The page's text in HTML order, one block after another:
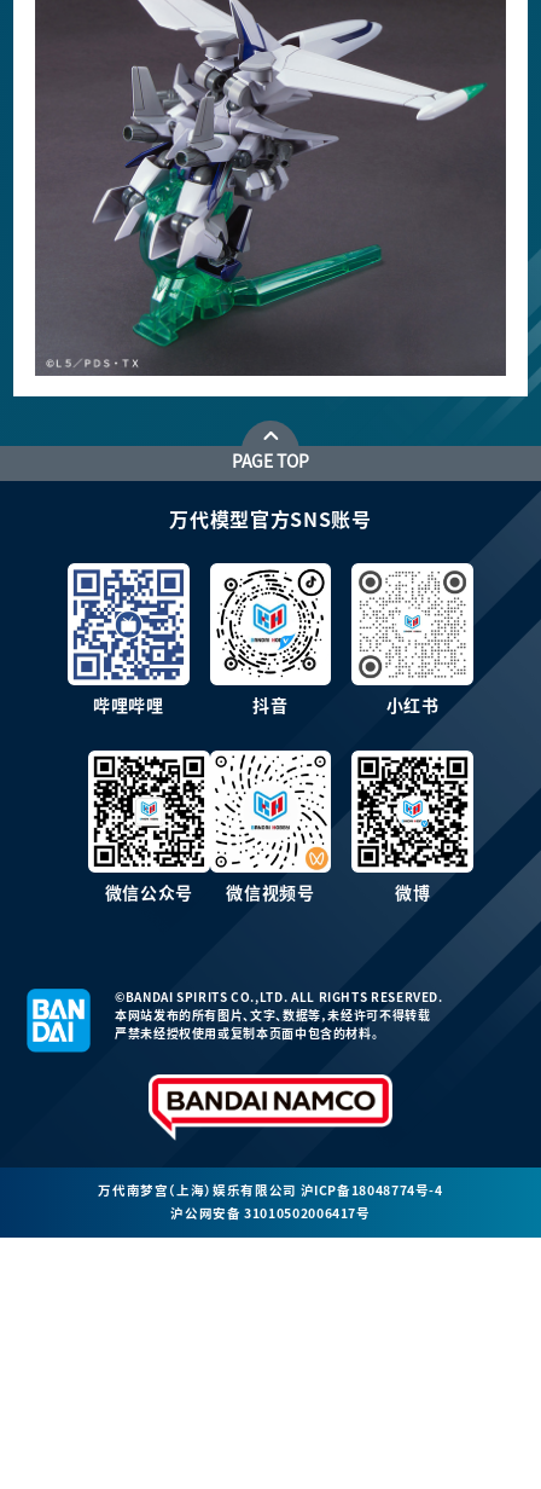
PAGE TOP
万代模型官方SNS账号
哔哩哔哩 抖音 小红书
微信公众号 微信视频号 微博
©BANDAI SPIRITS CO.,LTD. ALL RIGHTS RESERVED.
本网站发布的所有图片、文字、数据等，未经许可不得转载
严禁未经授权使用或复制本页面中包含的材料。
万代南梦宫（上海）娱乐有限公司 沪ICP备18048774号-4
沪公网安备 31010502006417号